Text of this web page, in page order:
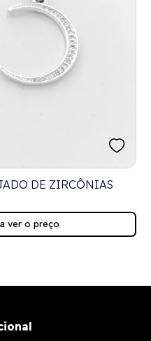
DE ZIRCÔNIAS
ver o preço